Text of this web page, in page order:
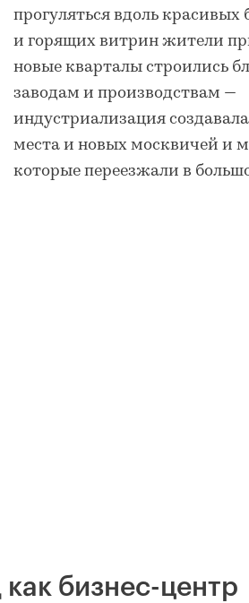
прогуляться вдоль красивых
и горящих витрин жители
новые кварталы строились
заводам и производствам —
индустриализация
места и новых москвичей и
которые переезжали в
как бизнес-центр